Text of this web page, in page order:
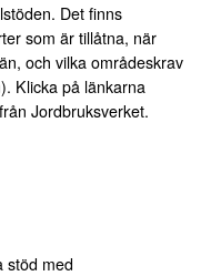
Det finns
som är tillåtna, när
och vilka områdeskrav
Klicka på länkarna
Jordbruksverket.
stöd med